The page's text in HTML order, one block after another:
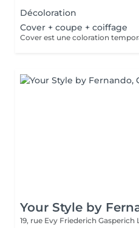
Décoloration
Cover + coupe + coiffage
Your Style by
19, rue Evy Friederich Gasperich